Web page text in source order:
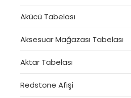
Akücü Tabelası
Aksesuar Mağazası Tabelası
Aktar Tabelası
Redstone Afişi